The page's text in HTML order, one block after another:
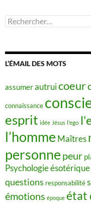
Rechercher :
L’ÉMAIL DES MOTS
assumerautruicoeur
connaissance
esprit idée Jésus l'ego
l’homme Maîtres
personne peur
Psychologie ésotérique
questions responsabilité
émotions époque état